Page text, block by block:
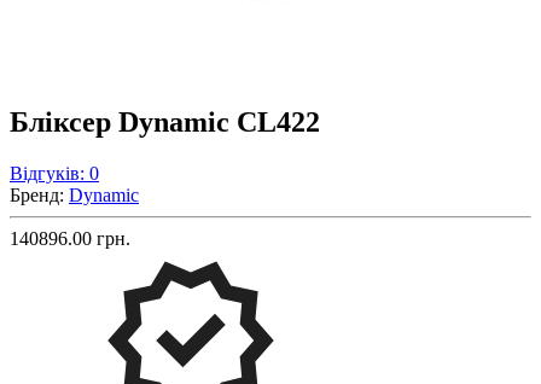
Бліксер Dynamic CL422
Відгуків: 0
Бренд: Dynamic
140896.00 грн.